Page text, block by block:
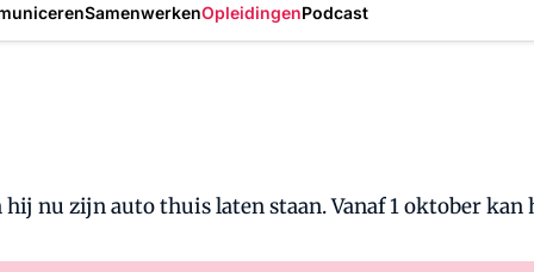
SamenwerkenOpleidingenPodcast
nu zijn auto thuis laten staan. Vanaf 1 oktober